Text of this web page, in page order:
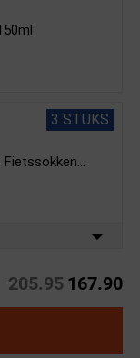
3 STUKS
Fietssokken...
205.95 167.90